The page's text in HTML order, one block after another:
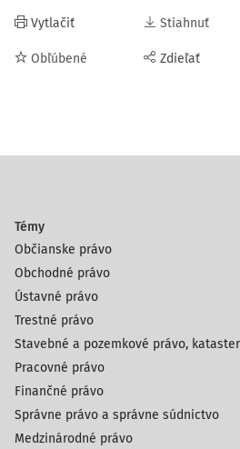
Vytlačiť
Obľúbené
Stiahnuť
Zdieľať
Témy
Občianske právo
Obchodné právo
Ústavné právo
Trestné právo
Stavebné a pozemkové právo,
Pracovné právo
Finančné právo
Správne právo a správne súdnictvo
Medzinárodné právo